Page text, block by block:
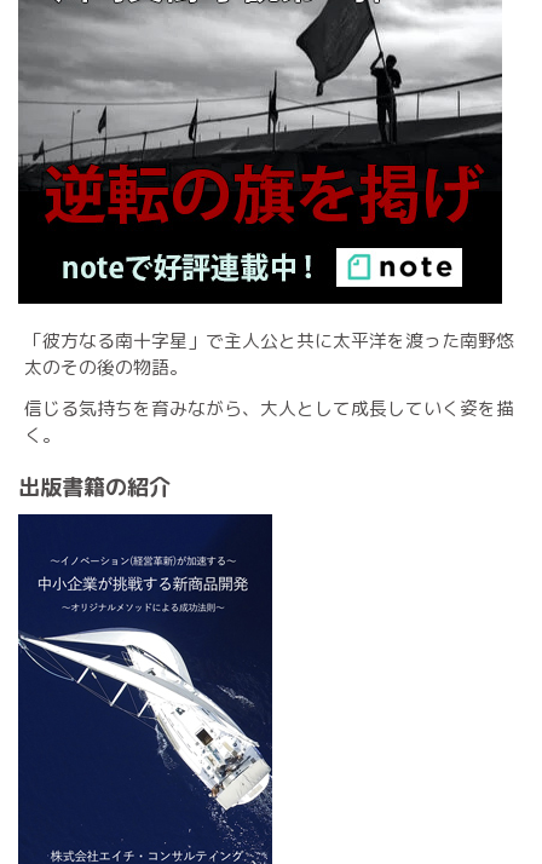
「彼方なる南十字星」で主人公と共に太平洋を渡った南野悠
太のその後の物語。
信じる気持ちを育みながら、大人として成長していく姿を描
く。
出版書籍の紹介